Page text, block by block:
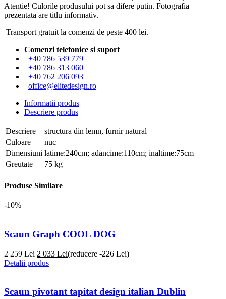
Atentie! Culorile produsului pot sa difere putin. Fotografia
prezentata are titlu informativ.
Transport gratuit la comenzi de peste 400 lei.
Comenzi telefonice si suport
+40 786 539 779
+40 786 313 060
+40 762 206 093
office@elitedesign.ro
Informatii produs
Descriere produs
Descriere
structura din lemn, furnir natural
Culoare
nuc
Dimensiuni latime:240cm; adancime:110cm; inaltime:75cm
Greutate
75 kg
Produse Similare
-10%
Scaun Graph COOL DOG
2 259 Lei 2 033 Lei(reducere -226 Lei)
Detalii produs
Scaun pivotant tapitat design italian Dublin